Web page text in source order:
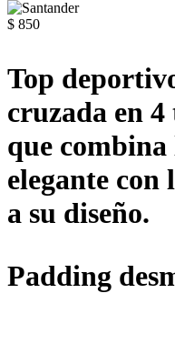
$ 850
Top
cruzada en
que
elegante con
a su diseño.
Padding